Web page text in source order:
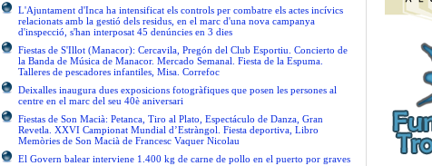
L'Ajuntament d'Inca ha intensificat els controls per combatre els actes incívics
relacionats amb la gestió dels residus, en el marc d'una nova campanya
d'inspecció, s'han interposat 45 denúncies en 3 dies
Fiestas de S'Illot (Manacor): Cercavila, Pregón del Club Esportiu. Concierto de
la Banda de Música de Manacor. Mercado Semanal. Fiesta de la Espuma.
Talleres de pescadores infantiles, Misa. Correfoc
Deixalles inaugura dues exposicions fotogràfiques que posen les persones al
centre en el marc del seu 40è aniversari
Fiestas de Son Macià: Petanca, Tiro al Plato, Espectáculo de Danza, Gran
Revetla. XXVI Campionat Mundial d’Estràngol. Fiesta deportiva, Libro
Memòries de Son Macià de Francesc Vaquer Nicolau
El Govern balear interviene 1.400 kg de carne de pollo en el puerto por graves